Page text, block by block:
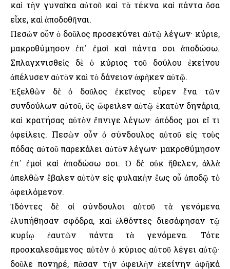
καὶ τὴν γυναῖκα αὐτοῦ καὶ τὰ τέκνα καὶ πάντα ὅσα
εἶχε, καὶ ἀποδοθῆναι.
Πεσὼν οὖν ὁ δοῦλος προσεκύνει αὐτῷ λέγων· κύριε,
μακροθύμησον ἐπ᾿ ἐμοὶ καὶ πάντα σοι ἀποδώσω.
Σπλαγχνισθεὶς δὲ ὁ κύριος τοῦ δούλου ἐκείνου
ἀπέλυσεν αὐτὸν καὶ τὸ δάνειον ἀφῆκεν αὐτῷ.
Ἐξελθὼν δὲ ὁ δοῦλος ἐκεῖνος εὗρεν ἕνα τῶν
συνδούλων αὐτοῦ, ὃς ὤφειλεν αὐτῷ ἑκατὸν δηνάρια,
καὶ κρατήσας αὐτὸν ἔπνιγε λέγων· ἀπόδος μοι εἴ τι
ὀφείλεις. Πεσὼν οὖν ὁ σύνδουλος αὐτοῦ εἰς τοὺς
πόδας αὐτοῦ παρεκάλει αὐτὸν λέγων· μακροθύμησον
ἐπ᾿ ἐμοὶ καὶ ἀποδώσω σοι. Ὁ δὲ οὐκ ἤθελεν, ἀλλὰ
ἀπελθὼν ἔβαλεν αὐτὸν εἰς φυλακὴν ἕως οὗ ἀποδῷ τὸ
ὀφειλόμενον.
Ἰδόντες δὲ οἱ σύνδουλοι αὐτοῦ τὰ γενόμενα
ἐλυπήθησαν σφόδρα, καὶ ἐλθόντες διεσάφησαν τῷ
κυρίῳ ἑαυτῶν πάντα τὰ γενόμενα. Τότε
προσκαλεσάμενος αὐτὸν ὁ κύριος αὐτοῦ λέγει αὐτῷ·
δοῦλε πονηρέ, πᾶσαν τὴν ὀφειλὴν ἐκείνην ἀφῆκά